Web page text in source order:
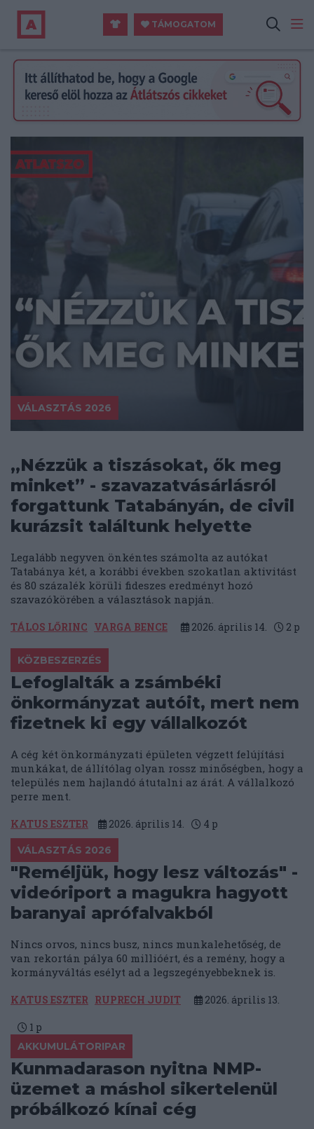
TÁMOGATOM
VÁLASZTÁS 2026
„Nézzük a tiszásokat, ők meg
minket” - szavazatvásárlásról
forgattunk Tatabányán, de civil
kurázsit találtunk helyette
Legalább negyven önkéntes számolta az autókat
Tatabánya két, a korábbi években szokatlan aktivitást
és 80 százalék körüli fideszes eredményt hozó
szavazókörében a választások napján.
TÁLOS LŐRINC VARGA BENCE 2026. április 14. 2 p
KÖZBESZERZÉS
Lefoglalták a zsámbéki
önkormányzat autóit, mert nem
fizetnek ki egy vállalkozót
A cég két önkormányzati épületen végzett felújítási
munkákat, de állítólag olyan rossz minőségben, hogy a
település nem hajlandó átutalni az árát. A vállalkozó
perre ment.
KATUS ESZTER 2026. április 14. 4 p
VÁLASZTÁS 2026
"Reméljük, hogy lesz változás" -
videóriport a magukra hagyott
baranyai aprófalvakból
Nincs orvos, nincs busz, nincs munkalehetőség, de
van rekortán pálya 60 millióért, és a remény, hogy a
kormányváltás esélyt ad a legszegényebbeknek is.
KATUS ESZTER RUPRECH JUDIT 2026. április 13.
1 p
AKKUMULÁTORIPAR
Kunmadarason nyitna NMP-
üzemet a máshol sikertelenül
próbálkozó kínai cég